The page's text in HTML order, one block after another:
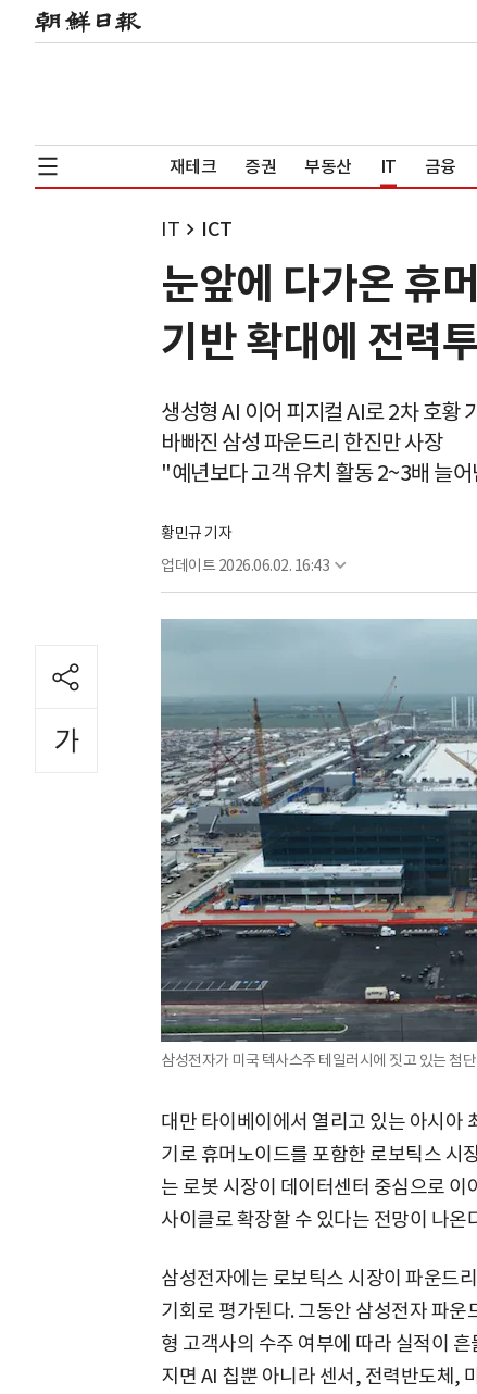
재테크 증권 부동산 IT 금융
IT ICT
눈앞에 다가온 휴
기반 확대에 전력
생성형 AI 이어 피지컬 AI로 2차 호황
바빠진 삼성 파운드리 한진만 사장
"예년보다 고객 유치 활동 2~3배 늘
황민규 기자
업데이트 2026.06.02. 16:43
삼성전자가 미국 텍사스주 테일러시에 짓고 있는 첨
대만 타이베이에서 열리고 있는 아시아
기로 휴머노이드를 포함한 로보틱스 시
는 로봇 시장이 데이터센터 중심으로
사이클로 확장할 수 있다는 전망이 나온
삼성전자에는 로보틱스 시장이 파운드
기회로 평가된다. 그동안 삼성전자 파
형 고객사의 수주 여부에 따라 실적이
지면 AI 칩뿐 아니라 센서, 전력반도체,